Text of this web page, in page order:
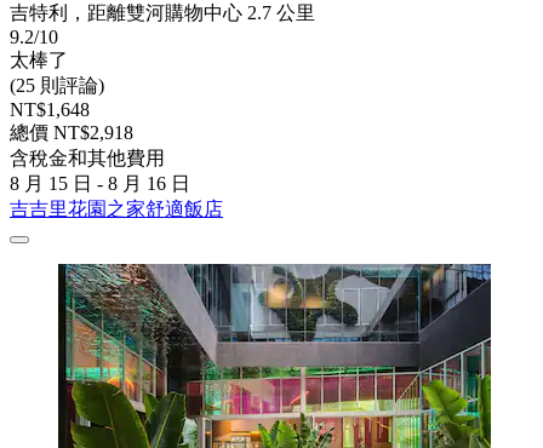
吉特利，距離雙河購物中心 2.7 公里
9.2/10
太棒了
(25 則評論)
NT$1,648
總價 NT$2,918
含稅金和其他費用
8 月 15 日 - 8 月 16 日
吉吉里花園之家舒適飯店